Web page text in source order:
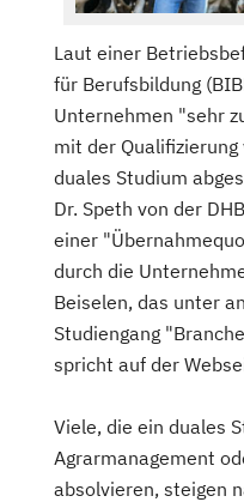
Laut einer
für Berufsbildung
Unternehmen "sehr
mit der
duales Studium
Dr. Speth von der
einer
durch die
Beiselen, das unter
Studiengang
spricht auf der
Viele, die ein duales
Agrarmanagement
absolvieren, steigen